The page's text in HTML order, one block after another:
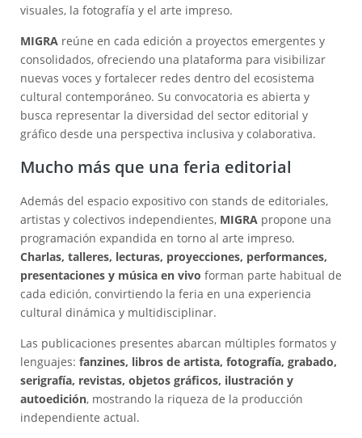
visuales, la fotografía y el arte impreso.
MIGRA reúne en cada edición a proyectos emergentes y
consolidados, ofreciendo una plataforma para visibilizar
nuevas voces y fortalecer redes dentro del ecosistema
cultural contemporáneo. Su convocatoria es abierta y
busca representar la diversidad del sector editorial y
gráfico desde una perspectiva inclusiva y colaborativa.
Mucho más que una feria editorial
Además del espacio expositivo con stands de editoriales,
artistas y colectivos independientes, MIGRA propone una
programación expandida en torno al arte impreso.
Charlas, talleres, lecturas, proyecciones, performances,
presentaciones y música en vivo forman parte habitual de
cada edición, convirtiendo la feria en una experiencia
cultural dinámica y multidisciplinar.
Las publicaciones presentes abarcan múltiples formatos y
lenguajes: fanzines, libros de artista, fotografía, grabado,
serigrafía, revistas, objetos gráficos, ilustración y
autoedición, mostrando la riqueza de la producción
independiente actual.